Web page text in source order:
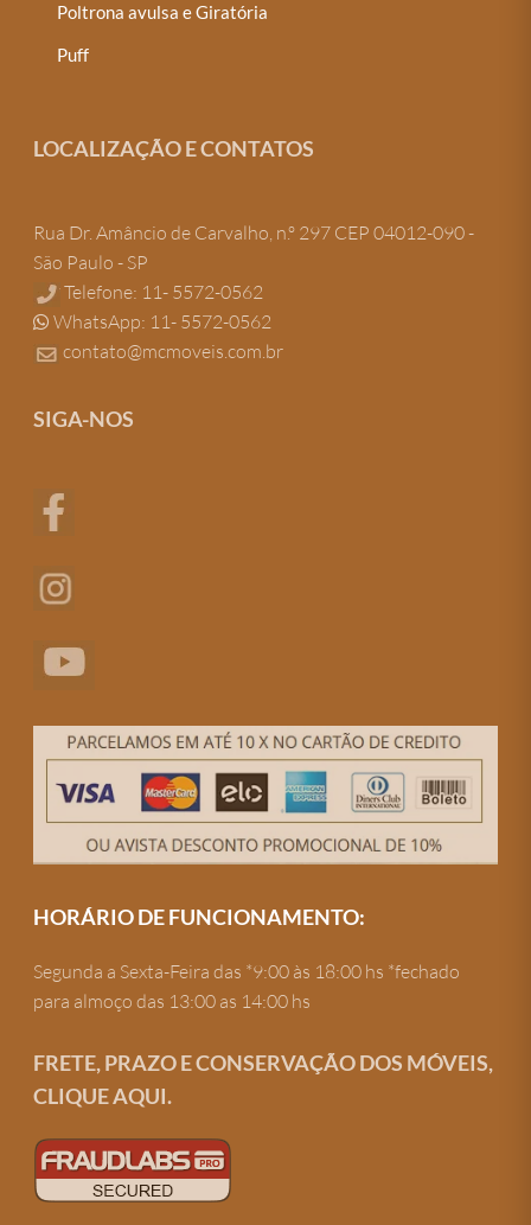
Poltrona avulsa e Giratória
Puff
LOCALIZAÇÃO E CONTATOS
Rua Dr. Amâncio de Carvalho, n.º 297 CEP 04012-090 -
São Paulo - SP
Telefone: 11- 5572-0562
WhatsApp: 11- 5572-0562
contato@mcmoveis.com.br
SIGA-NOS
HORÁRIO DE FUNCIONAMENTO:
Segunda a Sexta-Feira das *9:00 às 18:00 hs *fechado
para almoço das 13:00 as 14:00 hs
FRETE, PRAZO E CONSERVAÇÃO DOS MÓVEIS,
CLIQUE AQUI.